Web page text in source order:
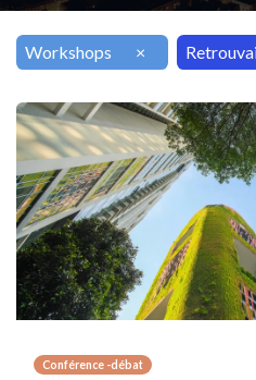
Workshops ×
Conférence -débat